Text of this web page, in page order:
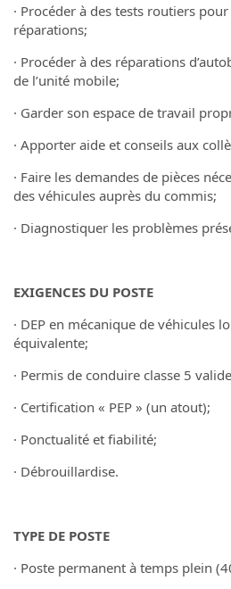
· Procéder à des tests routiers
réparations;
· Procéder à des réparations
de l’unité mobile;
· Garder son espace de travail
· Apporter aide et conseils aux
· Faire les demandes de pièces
des véhicules auprès du commis;
· Diagnostiquer les problèmes
EXIGENCES DU POSTE
· DEP en mécanique de véhicules
équivalente;
· Permis de conduire classe 5
· Certification « PEP » (un atout);
· Ponctualité et fiabilité;
· Débrouillardise.
TYPE DE POSTE
· Poste permanent à temps plein